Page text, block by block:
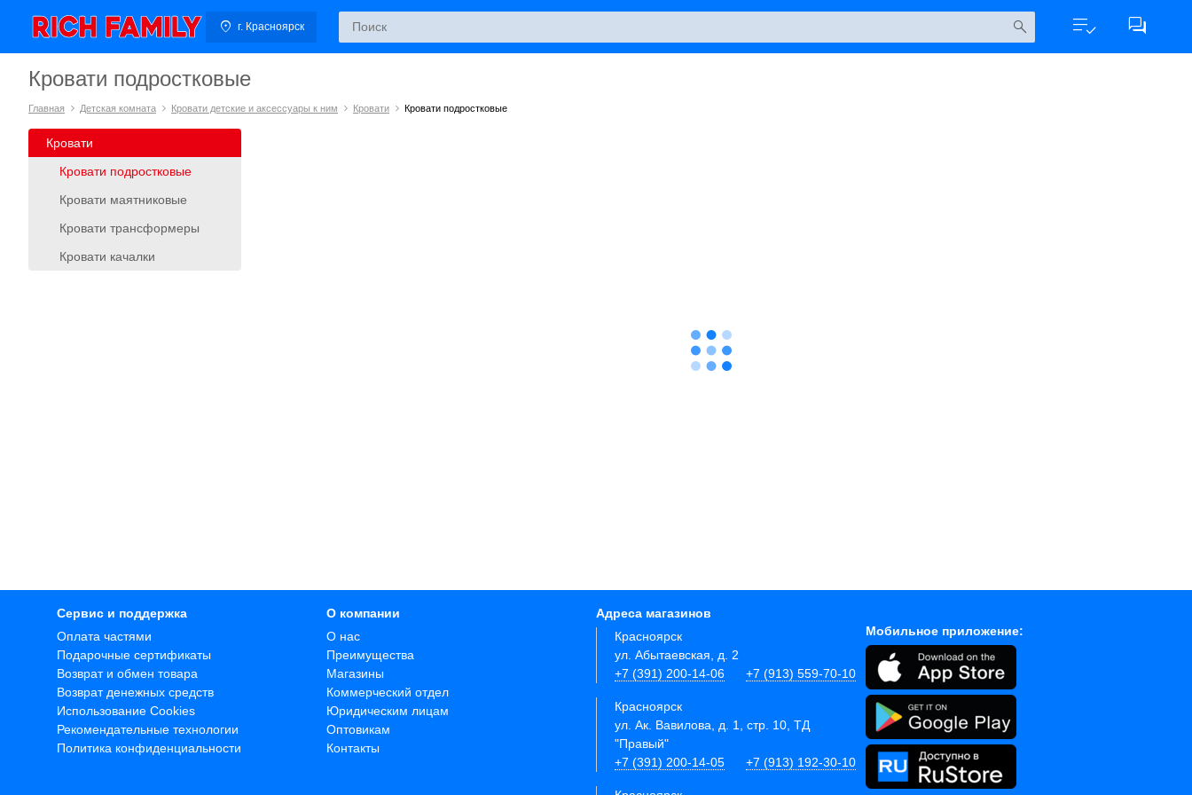
г. Красноярск
Кровати подростковые
Главная Детская комната Кровати детские и аксессуары к ним Кровати Кровати подростковые
Кровати
Кровати подростковые
Кровати маятниковые
Кровати трансформеры
Кровати качалки
Сервис и поддержка
Оплата частями
Подарочные сертификаты
Возврат и обмен товара
Возврат денежных средств
Использование Cookies
Рекомендательные технологии
Политика конфиденциальности
О компании
О нас
Преимущества
Магазины
Коммерческий отдел
Юридическим лицам
Оптовикам
Контакты
Адреса магазинов
Красноярск
ул. Абытаевская, д. 2
+7 (391) 200-14-06
+7 (913) 559-70-10
Красноярск
ул. Ак. Вавилова, д. 1, стр. 10, ТД
"Правый"
+7 (391) 200-14-05
+7 (913) 192-30-10
Мобильное приложение: